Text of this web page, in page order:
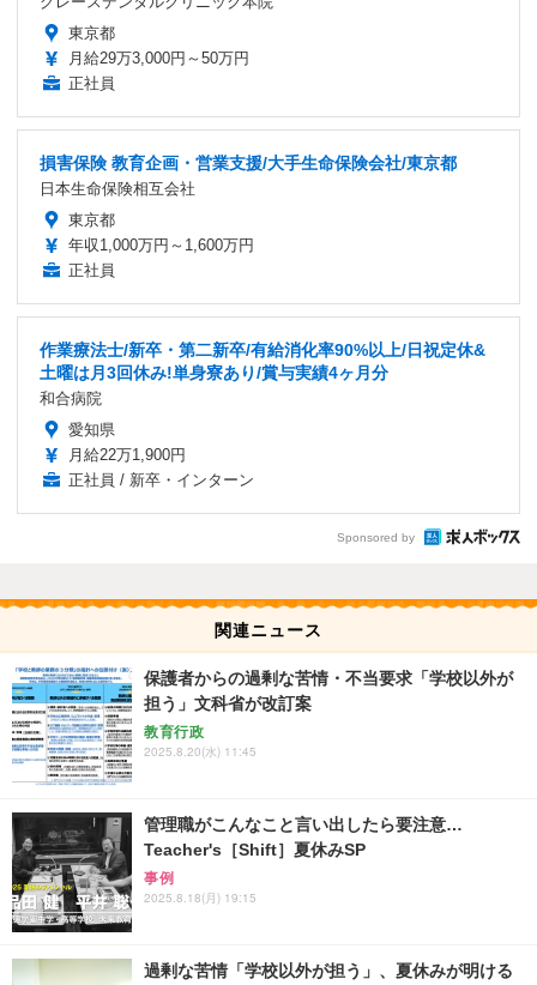
東京都
月給29万3,000円～50万円
正社員
損害保険 教育企画・営業支援/大手生命保険会社/東京都
日本生命保険相互会社
東京都
年収1,000万円～1,600万円
正社員
作業療法士/新卒・第二新卒/有給消化率90%以上/日祝定休&
土曜は月3回休み!単身寮あり/賞与実績4ヶ月分
和合病院
愛知県
月給22万1,900円
正社員 / 新卒・インターン
Sponsored by
関連ニュース
保護者からの過剰な苦情・不当要求「学校以外が
担う」文科省が改訂案
教育行政
2025.8.20(水) 11:45
管理職がこんなこと言い出したら要注意…
Teacher's［Shift］夏休みSP
事例
2025.8.18(月) 19:15
過剰な苦情「学校以外が担う」、夏休みが明ける